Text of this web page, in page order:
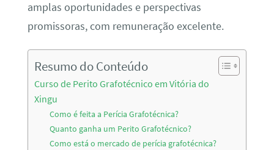
amplas oportunidades e perspectivas
promissoras, com remuneração excelente.
Resumo do Conteúdo
Curso de Perito Grafotécnico em Vitória do
Xingu
Como é feita a Perícia Grafotécnica?
Quanto ganha um Perito Grafotécnico?
Como está o mercado de perícia grafotécnica?